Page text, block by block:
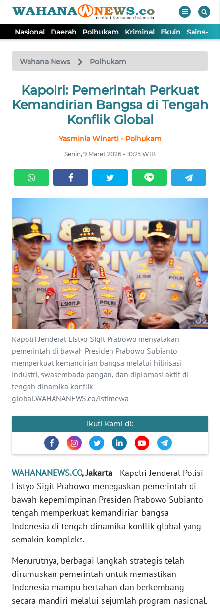
Nasional Daerah Polhukam Kriminal Ekuin Sains-
Wahana News Polhukam
Kapolri: Pemerintah Perkuat
Kemandirian Bangsa di Tengah
Konflik Global
Yasminia Winarti - Polhukam
Senin, 9 Maret 2026 - 10:25 WIB
Kapolri Jenderal Listyo Sigit Prabowo menyatakan
pemerintah di bawah Presiden Prabowo Subianto
memperkuat kemandirian bangsa melalui hilirisasi
industri, swasembada pangan, dan diplomasi aktif di
tengah dinamika konflik
global.WAHANANEWS.co/istimewa
Ikuti Kami di:
WAHANANEWS.CO, Jakarta -Kapolri Jenderal Polisi
Listyo Sigit Prabowo menegaskan pemerintah di
bawah kepemimpinan Presiden Prabowo Subianto
tengah memperkuat kemandirian bangsa
Indonesia di tengah dinamika konflik global yang
semakin kompleks.
Menurutnya, berbagai langkah strategis telah
dirumuskan pemerintah untuk memastikan
Indonesia mampu bertahan dan berkembang
secara mandiri melalui sejumlah program nasional.
TV
Tutup
NASIONAL
KRIMINAL
EKUIN
SAINS-TEKNO
KESEHATAN
INTERNASIONAL
SERBA-SERBI
PENDIDIKAN
OLAHRAGA
OPINI
EDITORIAL
BERITA
KONTAK
KAMI
INFO
TENTANG
KAMI